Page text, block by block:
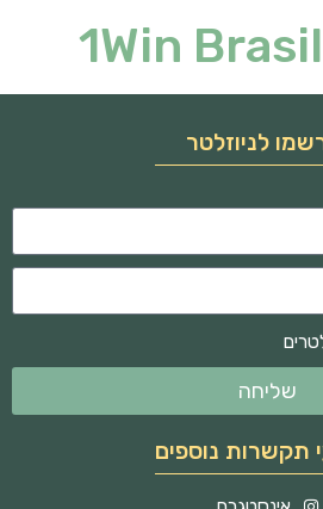
1Win Brasil
לניוזלטר
שליחה
תקשרות נוספים